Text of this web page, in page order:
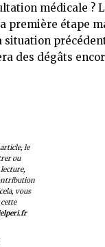
médicale ?
première étape
situation
des dégâts
le
ou
vous